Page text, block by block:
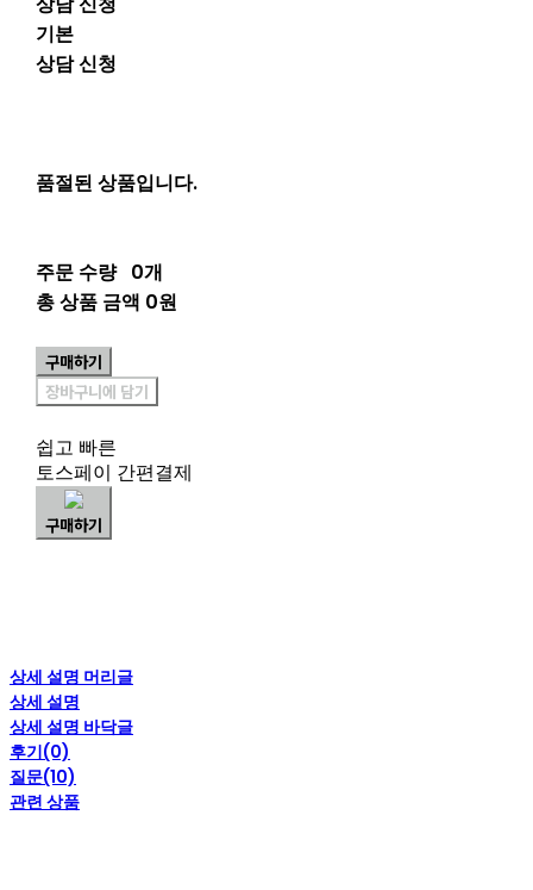
기본
상담 신청
품절된 상품입니다.
주문 수량 0개
총 상품 금액 0원
구매하기
장바구니에 담기
쉽고 빠른
토스페이 간편결제
구매하기
상세 설명 머리글
상세 설명
상세 설명 바닥글
후기(0)
질문(10)
관련 상품